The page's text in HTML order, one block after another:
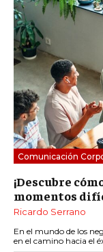
Comunicación
¡Descubre
momentos
Ricardo Serrano
En el mundo de los
en el camino hacia el